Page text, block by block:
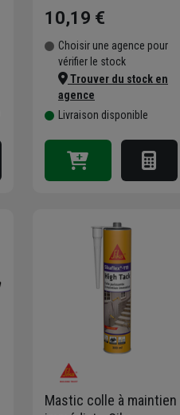
10,19 €
Choisir une agence pour
vérifier le stock
Trouver du stock en
agence
Livraison disponible
Mastic colle à maintien